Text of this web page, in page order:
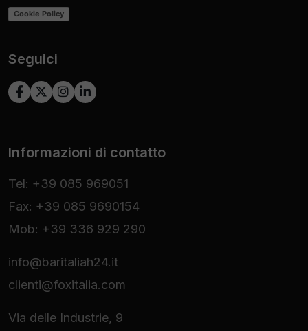
Cookie Policy
Seguici
Informazioni di contatto
Tel: +39 085 969051
Fax: +39 085 9690154
Mob: +39 336 929 290
info@baritaliah24.it
clienti@foxitalia.com
Via delle Industrie, 9